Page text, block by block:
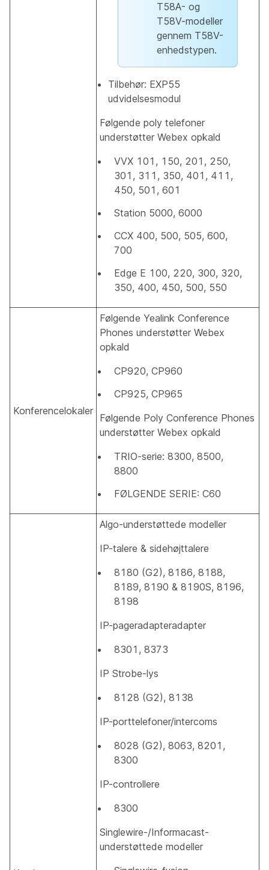
T58A- og
T58V-modeller
gennem T58V-
enhedstypen.
Tilbehør: EXP55
udvidelsesmodul
Følgende poly telefoner
understøtter Webex opkald
VVX 101, 150, 201, 250,
301, 311, 350, 401, 411,
450, 501, 601
Station 5000, 6000
CCX 400, 500, 505, 600,
700
Edge E 100, 220, 300, 320,
350, 400, 450, 500, 550
Konferencelokaler
Følgende Yealink Conference
Phones understøtter Webex
opkald
CP920, CP960
CP925, CP965
Følgende Poly Conference Phones
understøtter Webex opkald
TRIO-serie: 8300, 8500,
8800
FØLGENDE SERIE: C60
Algo-understøttede modeller
IP-talere & sidehøjttalere
8180 (G2), 8186, 8188,
8189, 8190 & 8190S, 8196,
8198
IP-pageradapteradapter
8301, 8373
IP Strobe-lys
8128 (G2), 8138
IP-porttelefoner/intercoms
8028 (G2), 8063, 8201,
8300
IP-controllere
8300
Singlewire-/Informacast-
understøttede modeller